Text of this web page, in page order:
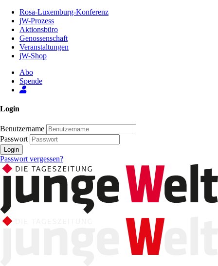
Inhalt
Seite
Rosa-Luxemburg-Konferenz
jW-Prozess
Aktionsbüro
Genossenschaft
Veranstaltungen
jW-Shop
Abo
Spende
Login
Benutzername
Passwort
Login
Passwort vergessen?